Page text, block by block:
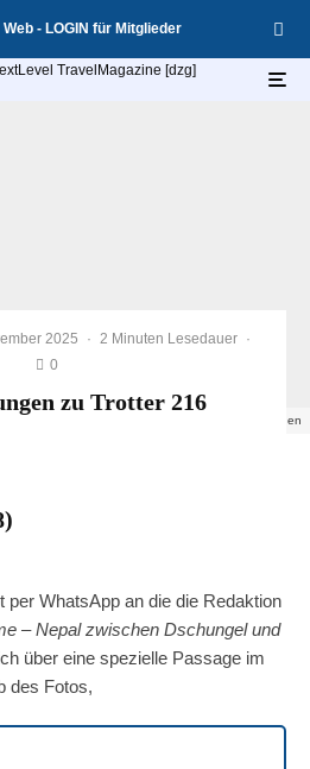
- LOGIN für Mitglieder
Der Trotter mit Rückmeldungen
2025 · 2 Minuten Lesedauer ·
0
zu Trotter 216
per WhatsApp an die die Redaktion
– Nepal zwischen Dschungel und
über eine spezielle Passage im
des Fotos,